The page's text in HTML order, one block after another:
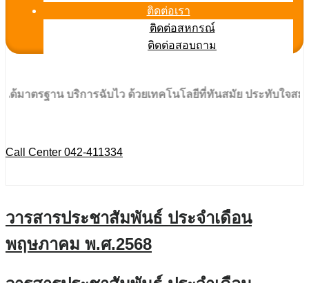
ติดต่อเรา
ติดต่อสหกรณ์
ติดต่อสอบถาม
รฐาน บริการฉับไว ด้วยเทคโนโลยีที่ทันสมัย ประทับใจสมาชิก
Call Center 042-411334
วารสารประชาสัมพันธ์ ประจำเดือน
พฤษภาคม พ.ศ.2568